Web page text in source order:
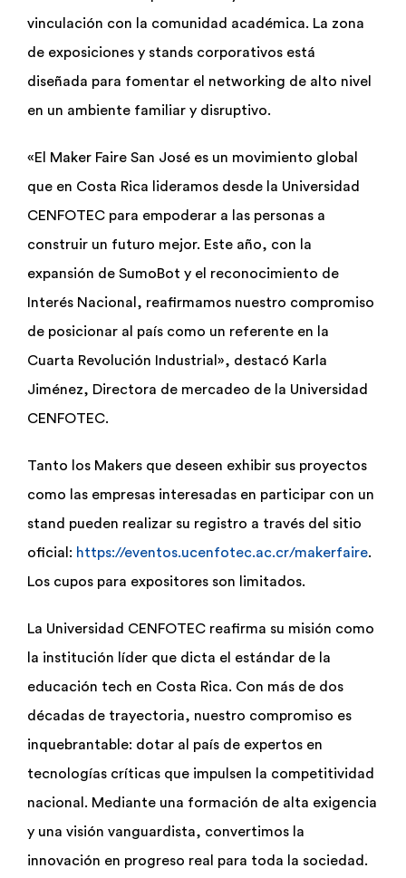
vinculación con la comunidad académica. La zona
de exposiciones y stands corporativos está
diseñada para fomentar el networking de alto nivel
en un ambiente familiar y disruptivo.
«El Maker Faire San José es un movimiento global
que en Costa Rica lideramos desde la Universidad
CENFOTEC para empoderar a las personas a
construir un futuro mejor. Este año, con la
expansión de SumoBot y el reconocimiento de
Interés Nacional, reafirmamos nuestro compromiso
de posicionar al país como un referente en la
Cuarta Revolución Industrial», destacó Karla
Jiménez, Directora de mercadeo de la Universidad
CENFOTEC.
Tanto los Makers que deseen exhibir sus proyectos
como las empresas interesadas en participar con un
stand pueden realizar su registro a través del sitio
oficial: https://eventos.ucenfotec.ac.cr/makerfaire.
Los cupos para expositores son limitados.
La Universidad CENFOTEC reafirma su misión como
la institución líder que dicta el estándar de la
educación tech en Costa Rica. Con más de dos
décadas de trayectoria, nuestro compromiso es
inquebrantable: dotar al país de expertos en
tecnologías críticas que impulsen la competitividad
nacional. Mediante una formación de alta exigencia
y una visión vanguardista, convertimos la
innovación en progreso real para toda la sociedad.